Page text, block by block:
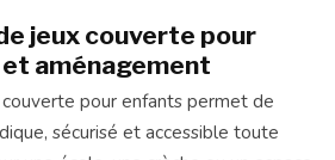
jeux couverte pour
aménagement
pour enfants permet de
sécurisé et accessible toute